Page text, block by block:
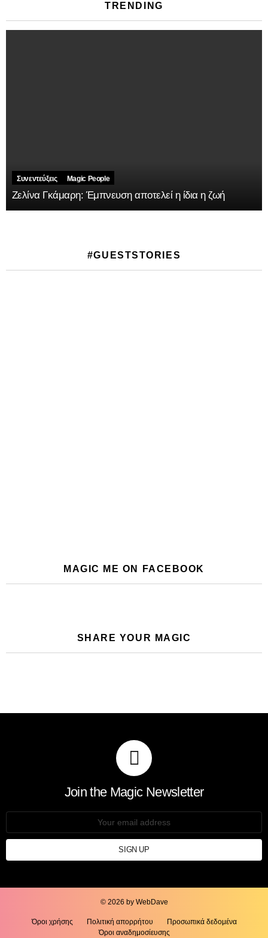
TRENDING
Συνεντεύξεις Magic People
Ζελίνα Γκάμαρη: Έμπνευση αποτελεί η ίδια η ζωή
#GUESTSTORIES
MAGIC ME ON FACEBOOK
SHARE YOUR MAGIC
Join the Magic Newsletter
© 2026 by WebDave
Όροι χρήσης Πολιτική απορρήτου
Προσωπικά δεδομένα
Όροι αναδημοσίευσης